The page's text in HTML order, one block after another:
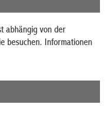
abhängig von der
besuchen. Informationen